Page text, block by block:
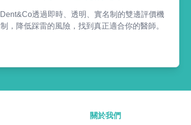
Dent&Co透過即時、透明、實名制的雙邊評價機
制，降低踩雷的風險，找到真正適合你的醫師。
關於我們